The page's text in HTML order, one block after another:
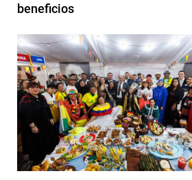
beneficios